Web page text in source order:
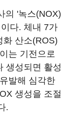
의 '녹스(NOX)
다. 체내 7가
화 산소(ROS)
는 기전으로
생성되면 활성
발해 심각한
생성을 조절
.